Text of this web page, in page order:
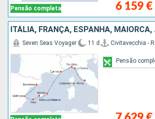
Pensão completa 6 159 €
Seven Seas Voyager 11 d Civitavecchia -
Pensão